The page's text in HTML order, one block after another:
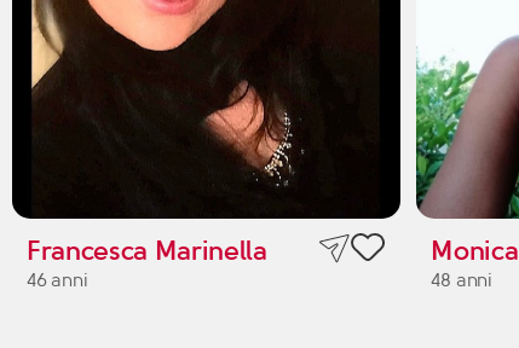
Francesca Marinella
46 anni
Monica
48 anni